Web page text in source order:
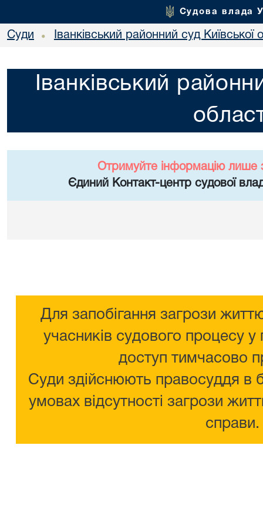
Судова влада
Суди • Іванківський районний суд Київської
Іванківський
Отримуйте інформацію лише
Єдиний Контакт-центр судової
Для запобігання загрози
учасників судового процесу у
доступ тимчасово
Суди здійснюють правосуддя в
умовах відсутності загрози
справи.